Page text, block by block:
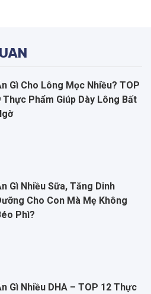
Gì Cho Lông Mọc Nhiều? TOP
Thực Phẩm Giúp Dày Lông Bất
Gì Nhiều Sữa, Tăng Dinh
Cho Con Mà Mẹ Không
Phì?
Gì Nhiều DHA – TOP 12 Thực